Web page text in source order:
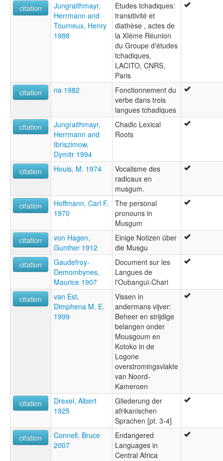
citation
Jungraithmayr,
Herrmann and
Tourneux, Henry
1988
Etudes tchadiques:
transitivité et
diathèse , actes de
la XIème Réunion
du Groupe d'études
tchadiques,
LACITO, CNRS,
Paris
citation
na 1982
Fonctionnement du
verbe dans trois
langues tchadiques
citation
Jungraithmayr,
Herrmann and
Ibriszimow,
Dymitr 1994
Chadic Lexical
Roots
citation Houis, M. 1974
Vocalisme des
radicaux en
musgum.
citation
Hoffmann, Carl F.
1970
The personal
pronouns in
Musgum
citation
von Hagen,
Gunther 1912
Einige Notizen über
die Musgu
citation
Gaudefroy-
Demombynes,
Maurice 1907
Document sur les
Langues de
l'Oubangui-Chari
citation
van Est,
Dimphena M. E.
1999
Vissen in
andermans vijver:
Beheer en strijdige
belangen onder
Mousgoum en
Kotoko in de
Logone
overstromingsvlakte
van Noord-
Kameroen
citation
Drexel, Albert
1925
Gliederung der
afrikanischen
Sprachen [pt. 3-4]
citation
Connell, Bruce
2007
Endangered
Languages in
Central Africa